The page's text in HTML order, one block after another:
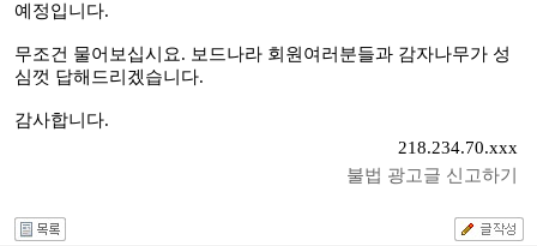
예정입니다.
무조건 물어보십시요. 보드나라 회원여러분들과 감자나무가 성
심껏 답해드리겠습니다.
감사합니다.
218.234.70.xxx
불법 광고글 신고하기